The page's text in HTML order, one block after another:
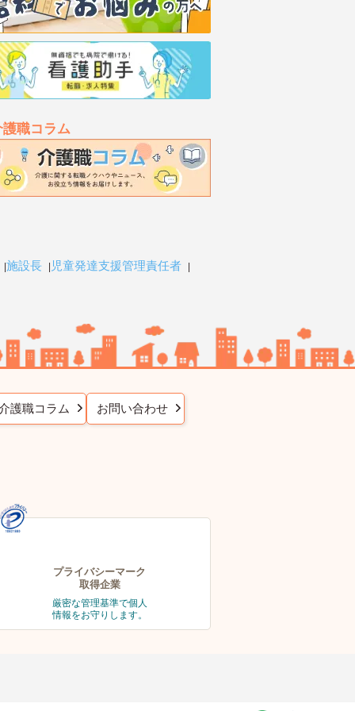
護職コラム
施設長 児童発達支援管理責任者
護職コラム お問い合わせ
プライバシーマーク
取得企業
厳密な管理基準で個人
情報をお守りします。